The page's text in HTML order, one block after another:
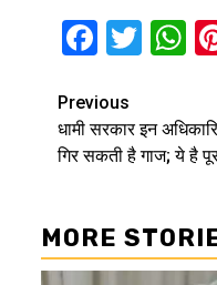
Continue
Reading
Previous
धामी सरकार इन
गिर सकती है गाज; ये है
MORE